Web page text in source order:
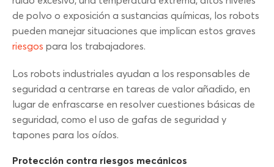
de polvo o exposición a sustancias químicas, los robots
pueden manejar situaciones que implican estos graves
riesgos para los trabajadores.
Los robots industriales ayudan a los responsables de
seguridad a centrarse en tareas de valor añadido, en
lugar de enfrascarse en resolver cuestiones básicas de
seguridad, como el uso de gafas de seguridad y
tapones para los oídos.
Protección contra riesgos mecánicos